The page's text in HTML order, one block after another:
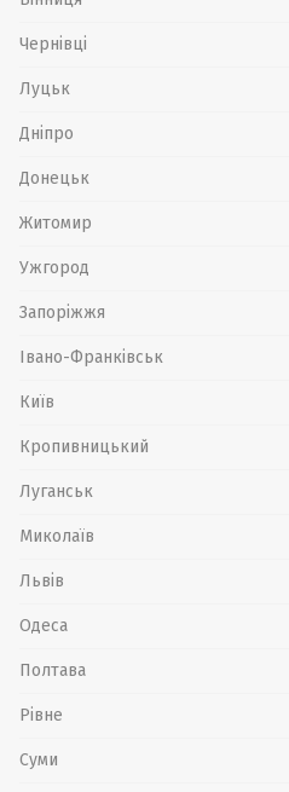
Чернівці
Луцьк
Дніпро
Донецьк
Житомир
Ужгород
Запоріжжя
Івано-Франківськ
Київ
Кропивницький
Луганськ
Миколаїв
Львів
Одеса
Полтава
Рівне
Суми